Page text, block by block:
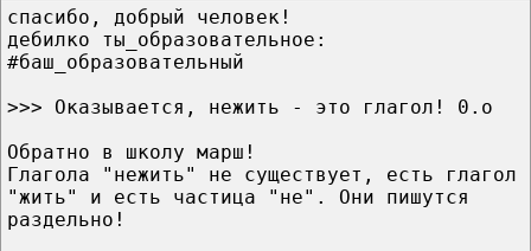
спасибо, добрый человек!
дебилко ты_образовательное:
#баш_образовательный
>>> Оказывается, нежить - это глагол! 0.о
Обратно в школу марш!
Глагола "нежить" не существует, есть глагол
"жить" и есть частица "не". Они пишутся
раздельно!